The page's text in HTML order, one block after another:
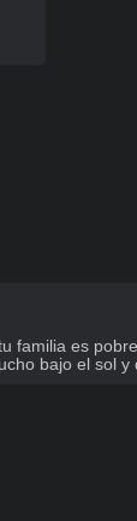
es
bajo el sol y